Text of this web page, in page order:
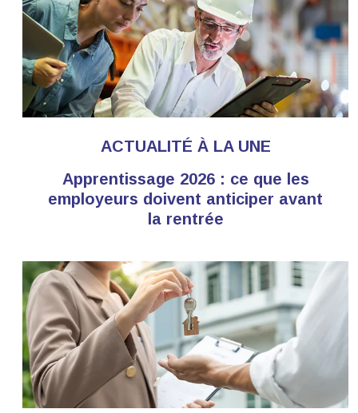
ACTUALITÉ À LA UNE
Apprentissage 2026 : ce que les
employeurs doivent anticiper avant
la rentrée